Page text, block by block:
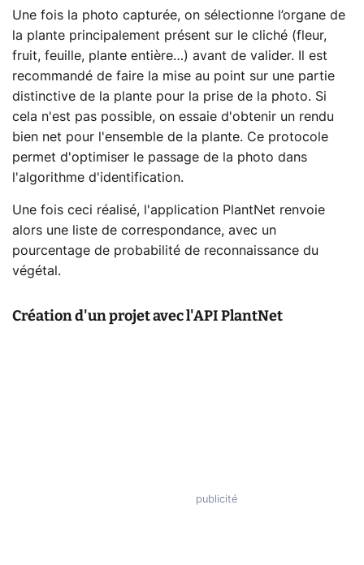
Une fois la photo capturée, on sélectionne l’organe de
la plante principalement présent sur le cliché (fleur,
fruit, feuille, plante entière…) avant de valider. Il est
recommandé de faire la mise au point sur une partie
distinctive de la plante pour la prise de la photo. Si
cela n'est pas possible, on essaie d'obtenir un rendu
bien net pour l'ensemble de la plante. Ce protocole
permet d'optimiser le passage de la photo dans
l'algorithme d'identification.
Une fois ceci réalisé, l'application PlantNet renvoie
alors une liste de correspondance, avec un
pourcentage de probabilité de reconnaissance du
végétal.
Création d'un projet avec l'API PlantNet